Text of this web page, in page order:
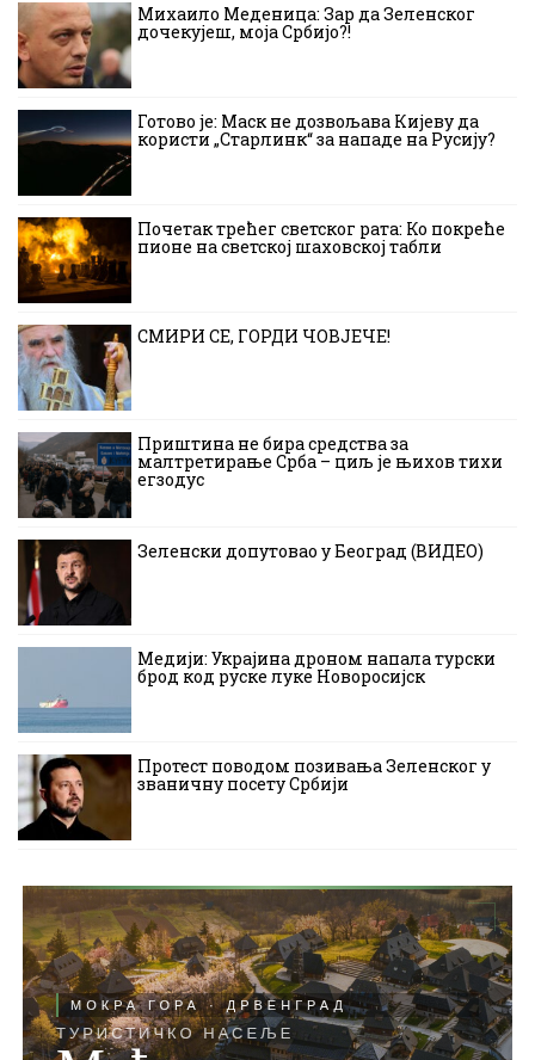
Михаило Меденица: Зар да Зеленског
дочекујеш, моја Србијо?!
Готово је: Маск не дозвољава Кијеву да
користи „Старлинк“ за нападе на Русију?
Почетак трећег светског рата: Ко покреће
пионе на светској шаховској табли
СМИРИ СЕ, ГОРДИ ЧОВЈЕЧЕ!
Приштина не бира средства за
малтретирање Срба – циљ је њихов тихи
егзодус
Зеленски допутовао у Београд (ВИДЕО)
Медији: Украјина дроном напала турски
брод код руске луке Новоросијск
Протест поводом позивања Зеленског у
званичну посету Србији